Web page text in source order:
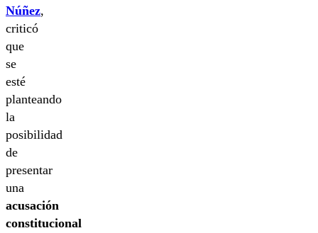
Núñez,
criticó
que
se
esté
planteando
la
posibilidad
de
presentar
una
acusación
constitucional